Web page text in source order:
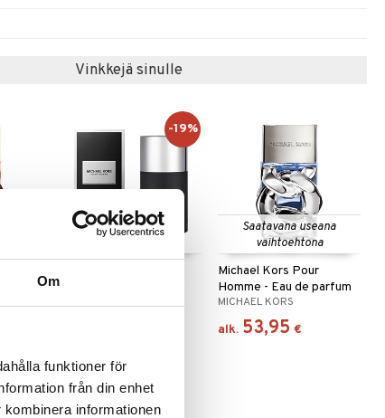
Om
funktioner för
från din enhet
informationen
Vinkkejä sinulle
Homme - Deo Stick
-19%
Saatavana useana
vaihtoehtona
Michael Kors Pour
Homme - Eau de parfum
MICHAEL KORS
alk. 53,95 €